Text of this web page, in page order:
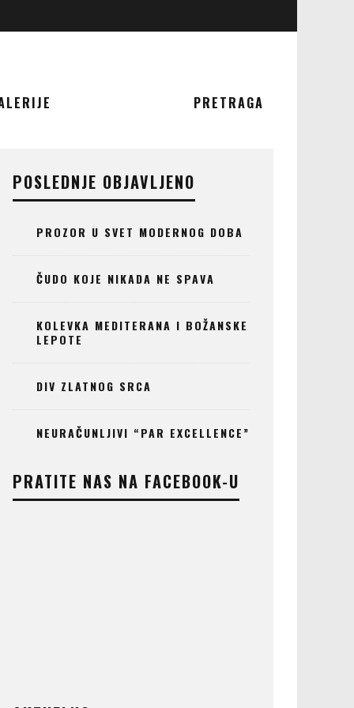
PRETRAGA
POSLEDNJE OBJAVLJENO
PROZOR U SVET MODERNOG DOBA
ČUDO KOJE NIKADA NE SPAVA
KOLEVKA MEDITERANA I BOŽANSKE
LEPOTE
DIV ZLATNOG SRCA
NEURAČUNLJIVI “PAR EXCELLENCE”
PRATITE NAS NA FACEBOOK-U